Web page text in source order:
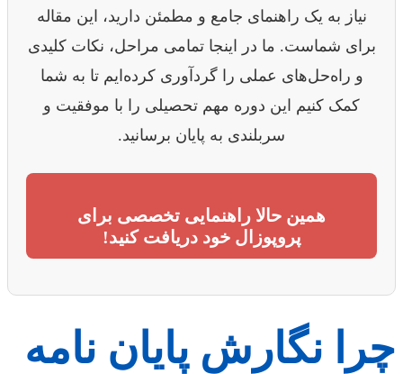
نیاز به یک راهنمای جامع و مطمئن دارید، این مقاله
برای شماست. ما در اینجا تمامی مراحل، نکات کلیدی
و راه‌حل‌های عملی را گردآوری کرده‌ایم تا به شما
کمک کنیم این دوره مهم تحصیلی را با موفقیت و
سربلندی به پایان برسانید.
همین حالا راهنمایی تخصصی برای
پروپوزال خود دریافت کنید!
چرا نگارش پایان نامه